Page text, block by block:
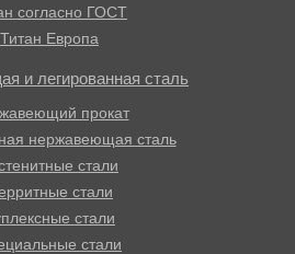
согласно ГОСТ
Титан Европа
и легированная сталь
прокат
нержавеющая сталь
стали
стали
стали
стали